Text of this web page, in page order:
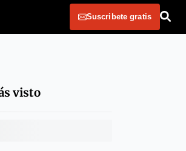
Suscribete gratis
visto